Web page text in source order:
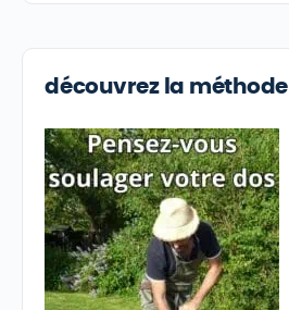
découvrez la méthode